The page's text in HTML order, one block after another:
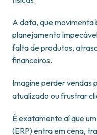
A data, que movimenta
planejamento
falta de produtos,
financeiros.
Imagine perder vendas
atualizado ou frustrar
É exatamente aí que
(ERP) entra em cena,